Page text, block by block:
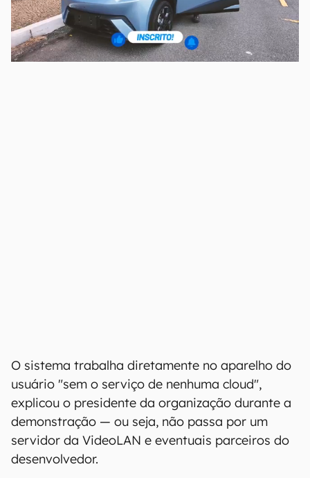
O sistema trabalha diretamente no aparelho do
usuário "sem o serviço de nenhuma cloud",
explicou o presidente da organização durante a
demonstração — ou seja, não passa por um
servidor da VideoLAN e eventuais parceiros do
desenvolvedor.